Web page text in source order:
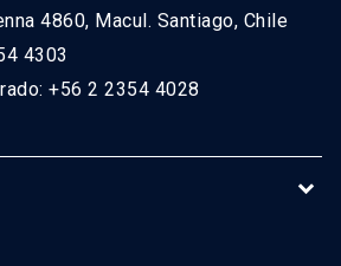
4860, Macul. Santiago, Chile
4303
+56 2 2354 4028